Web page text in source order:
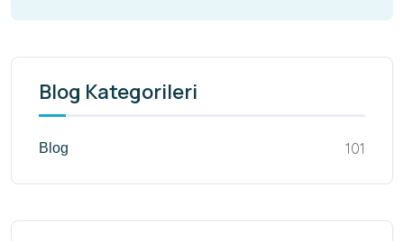
Blog Kategorileri
Blog 101